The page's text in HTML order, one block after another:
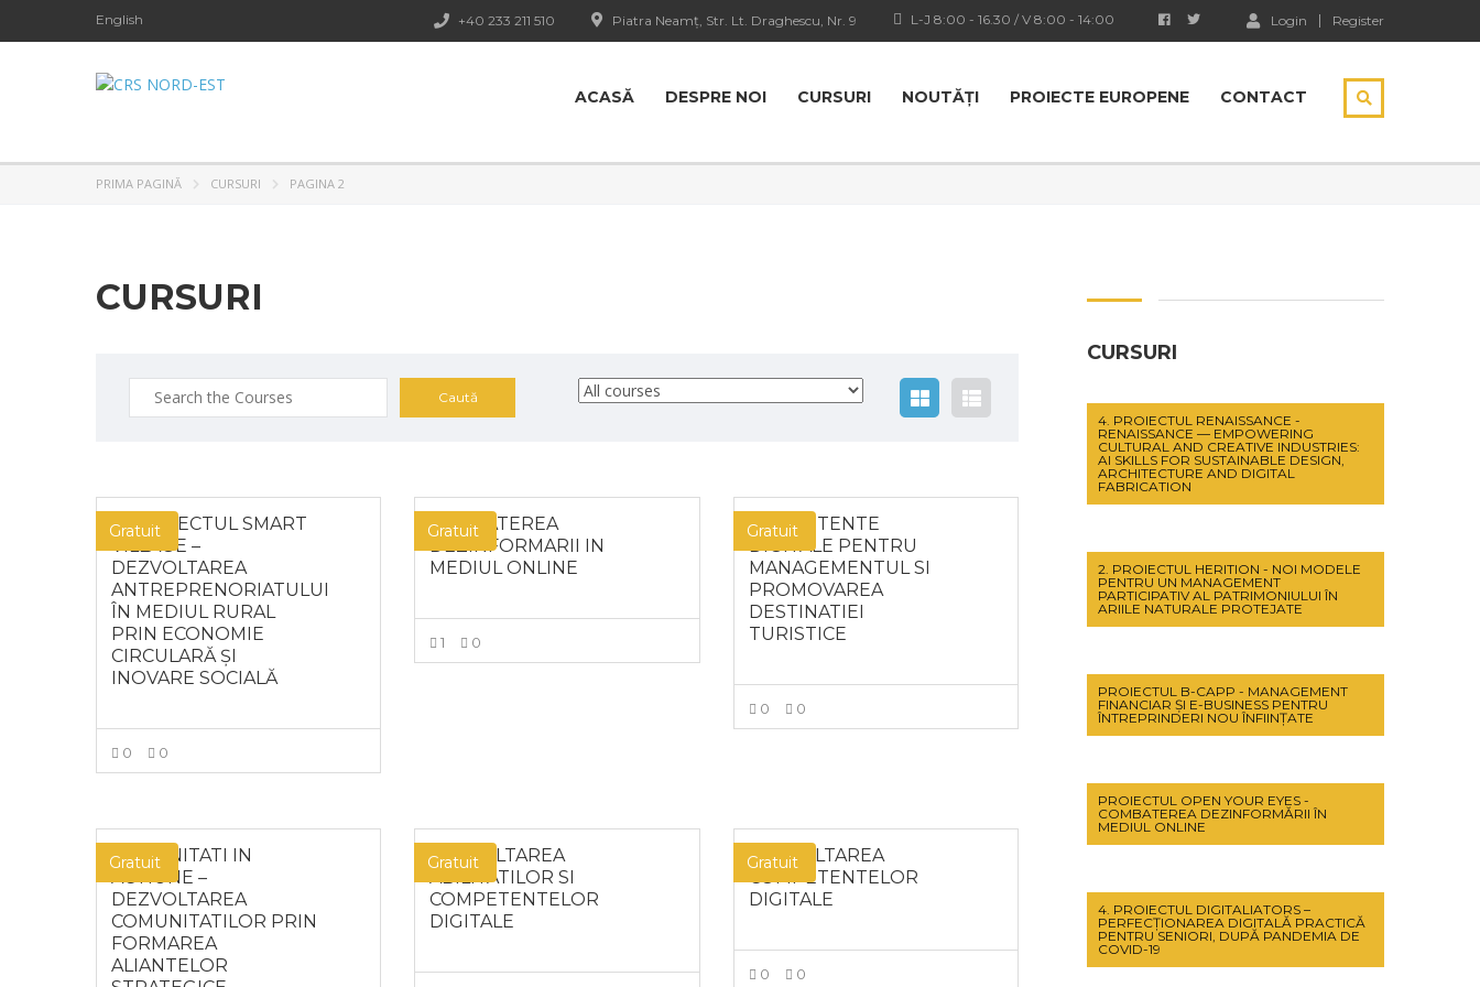
English Login Register
L-J 8:00 - 16.30 / V 8:00 - 14:00
Piatra Neamț, Str. Lt. Draghescu, Nr. 9
+40 233 211 510
ACASĂ DESPRE NOI CURSURI NOUTĂȚI PROIECTE EUROPENE CONTACT
PRIMA PAGINĂ CURSURI PAGINA 2
CURSURI
Caută
după:
Gratuit
9. PROIECTUL SMART
VILLAGE –
DEZVOLTAREA
ANTREPRENORIATULUI
ÎN MEDIUL RURAL
PRIN ECONOMIE
CIRCULARĂ ȘI
INOVARE SOCIALĂ
0 0
Gratuit
COMBATEREA
DEZINFORMARII IN
MEDIUL ONLINE
1 0
Gratuit
COMPETENTE
DIGITALE PENTRU
MANAGEMENTUL SI
PROMOVAREA
DESTINATIEI
TURISTICE
0 0
Gratuit
COMUNITATI IN
ACTIUNE –
DEZVOLTAREA
COMUNITATILOR PRIN
FORMAREA
ALIANTELOR
Gratuit
DEZVOLTAREA
ABILITATILOR SI
COMPETENTELOR
DIGITALE
Gratuit
DEZVOLTAREA
COMPETENTELOR
DIGITALE
0 0
CURSURI
4. PROIECTUL RENAISSANCE -
RENAISSANCE — EMPOWERING
CULTURAL AND CREATIVE INDUSTRIES:
AI SKILLS FOR SUSTAINABLE DESIGN,
ARCHITECTURE AND DIGITAL
FABRICATION
2. PROIECTUL HERITION - NOI MODELE
PENTRU UN MANAGEMENT
PARTICIPATIV AL PATRIMONIULUI ÎN
ARIILE NATURALE PROTEJATE
PROIECTUL B-CAPP - MANAGEMENT
FINANCIAR ȘI E-BUSINESS PENTRU
ÎNTREPRINDERI NOU ÎNFIINȚATE
PROIECTUL OPEN YOUR EYES -
COMBATEREA DEZINFORMĂRII ÎN
MEDIUL ONLINE
4. PROIECTUL DIGITALIATORS –
PERFECŢIONAREA DIGITALĂ PRACTICĂ
PENTRU SENIORI, DUPĂ PANDEMIA DE
COVID-19